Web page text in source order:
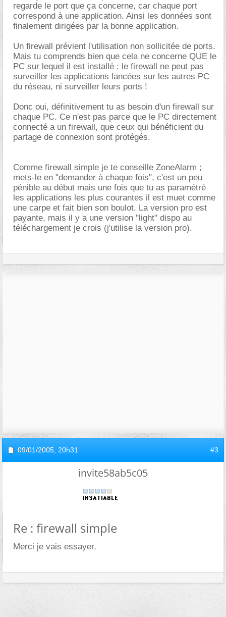
regarde le port que ça concerne, car chaque port
correspond à une application. Ainsi les données sont
finalement dirigées par la bonne application.
Un firewall prévient l'utilisation non sollicitée de ports.
Mais tu comprends bien que cela ne concerne QUE le
PC sur lequel il est installé : le firewall ne peut pas
surveiller les applications lancées sur les autres PC
du réseau, ni surveiller leurs ports !
Donc oui, définitivement tu as besoin d'un firewall sur
chaque PC. Ce n'est pas parce que le PC directement
connecté a un firewall, que ceux qui bénéficient du
partage de connexion sont protégés.
Comme firewall simple je te conseille ZoneAlarm ;
mets-le en "demander à chaque fois", c'est un peu
pénible au début mais une fois que tu as paramétré
les applications les plus courantes il est muet comme
une carpe et fait bien son boulot. La version pro est
payante, mais il y a une version "light" dispo au
téléchargement je crois (j'utilise la version pro).
09/01/2005, 20h31 #3
invite58ab5c05
Re : firewall simple
Merci je vais essayer.